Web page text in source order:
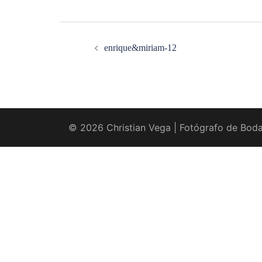
enrique&miriam-12
© 2026 Christian Vega | Fotógrafo de